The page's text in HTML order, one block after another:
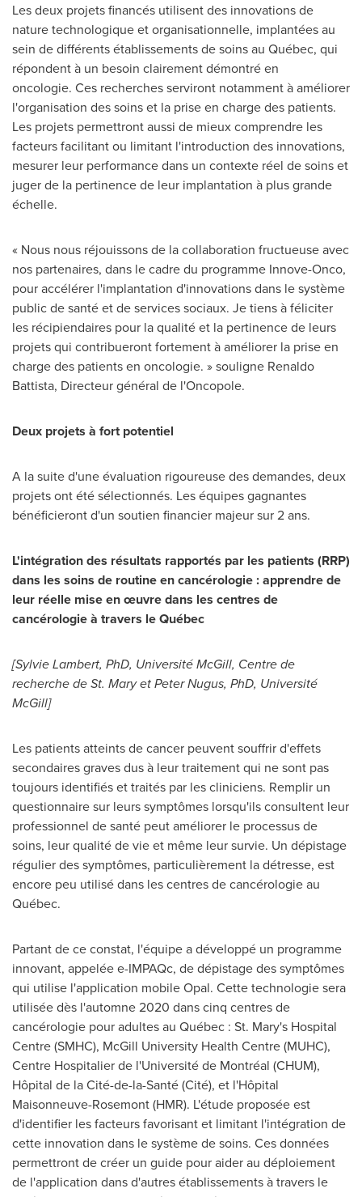
Les deux projets financés utilisent des innovations de
nature technologique et organisationnelle, implantées au
sein de différents établissements de soins au Québec, qui
répondent à un besoin clairement démontré en
oncologie. Ces recherches serviront notamment à améliorer
l'organisation des soins et la prise en charge des patients.
Les projets permettront aussi de mieux comprendre les
facteurs facilitant ou limitant l'introduction des innovations,
mesurer leur performance dans un contexte réel de soins et
juger de la pertinence de leur implantation à plus grande
échelle.
« Nous nous réjouissons de la collaboration fructueuse avec
nos partenaires, dans le cadre du programme Innove-Onco,
pour accélérer l'implantation d'innovations dans le système
public de santé et de services sociaux. Je tiens à féliciter
les récipiendaires pour la qualité et la pertinence de leurs
projets qui contribueront fortement à améliorer la prise en
charge des patients en oncologie. » souligne Renaldo
Battista, Directeur général de l'Oncopole.
Deux projets à fort potentiel
A la suite d'une évaluation rigoureuse des demandes, deux
projets ont été sélectionnés. Les équipes gagnantes
bénéficieront d'un soutien financier majeur sur 2 ans.
L'intégration des résultats rapportés par les patients (RRP)
dans les soins de routine en cancérologie : apprendre de
leur réelle mise en œuvre dans les centres de
cancérologie à travers le Québec
[Sylvie Lambert, PhD, UniversitéMcGill, Centre de
recherche de St. Mary et Peter Nugus, PhD, Université
McGill]
Les patients atteints de cancer peuvent souffrir d'effets
secondaires graves dus à leur traitement qui ne sont pas
toujours identifiés et traités par les cliniciens. Remplir un
questionnaire sur leurs symptômes lorsqu'ils consultent leur
professionnel de santé peut améliorer le processus de
soins, leur qualité de vie et même leur survie. Un dépistage
régulier des symptômes, particulièrement la détresse, est
encore peu utilisé dans les centres de cancérologie au
Québec.
Partant de ce constat, l'équipe a développé un programme
innovant, appelée e-IMPAQc, de dépistage des symptômes
qui utilise l'application mobile Opal. Cette technologie sera
utilisée dès l'automne 2020 dans cinq centres de
cancérologie pour adultes au Québec : St. Mary's Hospital
Centre (SMHC), McGill University Health Centre (MUHC),
Centre Hospitalier de l'Université de Montréal (CHUM),
Hôpital de la Cité-de-la-Santé (Cité), et l'Hôpital
Maisonneuve-Rosemont (HMR). L'étude proposée est
d'identifier les facteurs favorisant et limitant l'intégration de
cette innovation dans le système de soins. Ces données
permettront de créer un guide pour aider au déploiement
de l'application dans d'autres établissements à travers le